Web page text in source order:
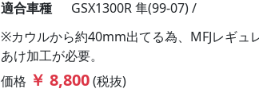
適合車種
GSX1300R 隼(99-07) /
※カウルから約40mm出てる為、MFJレギ
あけ加工が必要。
価格 ￥ 8,800(税抜)